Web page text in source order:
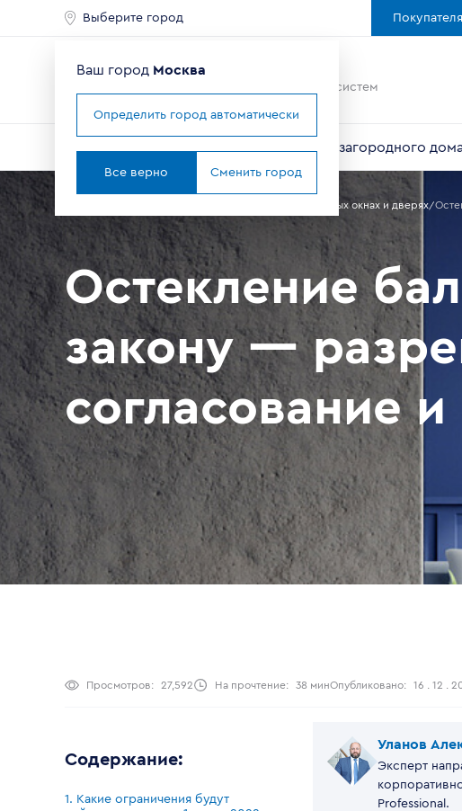
Выберите город
Ведущий мировой
производитель оконных систем
Для загородного
Статьи о пластиковых окнах и дверях
Остекление
закону —
согласование
Просмотров: 27,592 На прочтение: 38 минОпубликовано: 16 . 12 .
Содержание:
1. Какие ограничения будут
Уланов
Эксперт
Professional.
Ваш город Москва
Определить город автоматически
Все верно Сменить город